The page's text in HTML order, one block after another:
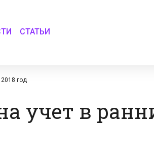
СТАТЬИ
год
учет в